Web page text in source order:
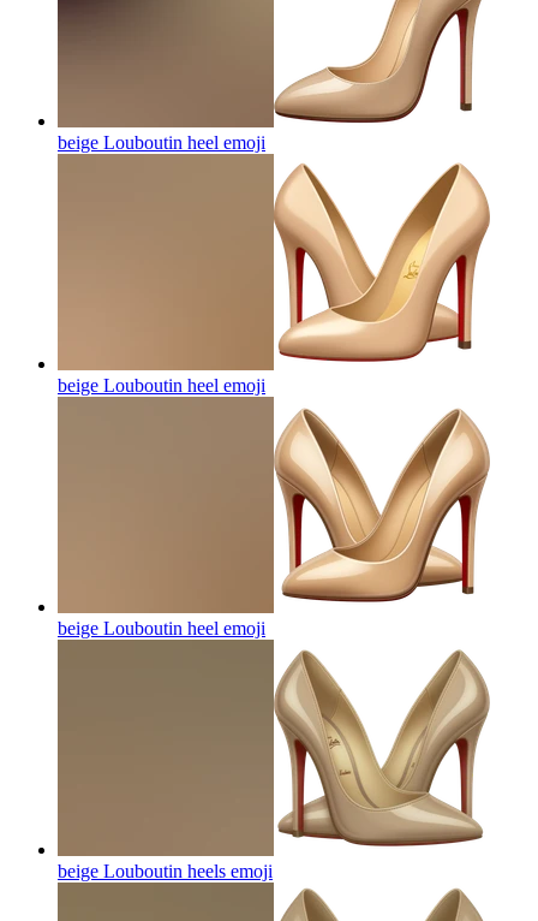
beige Louboutin heel emoji
beige Louboutin heel emoji
beige Louboutin heel emoji
beige Louboutin heels emoji